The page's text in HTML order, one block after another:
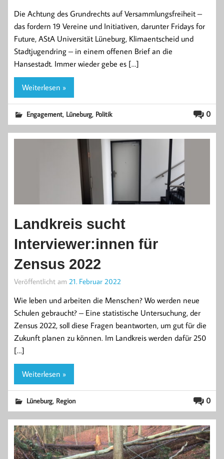
Die Achtung des Grundrechts auf Versammlungsfreiheit –
das fordern 19 Vereine und Initiativen, darunter Fridays for
Future, AStA Universität Lüneburg, Klimaentscheid und
Stadtjugendring – in einem offenen Brief an die
Hansestadt. Immer wieder gebe es […]
Weiterlesen »
0
Engagement, Lüneburg, Politik
Landkreis sucht
Interviewer:innen für
Zensus 2022
Veröffentlicht am 21. Februar 2022
Wie leben und arbeiten die Menschen? Wo werden neue
Schulen gebraucht? – Eine statistische Untersuchung, der
Zensus 2022, soll diese Fragen beantworten, um gut für die
Zukunft planen zu können. Im Landkreis werden dafür 250
[…]
Weiterlesen »
0
Lüneburg, Region